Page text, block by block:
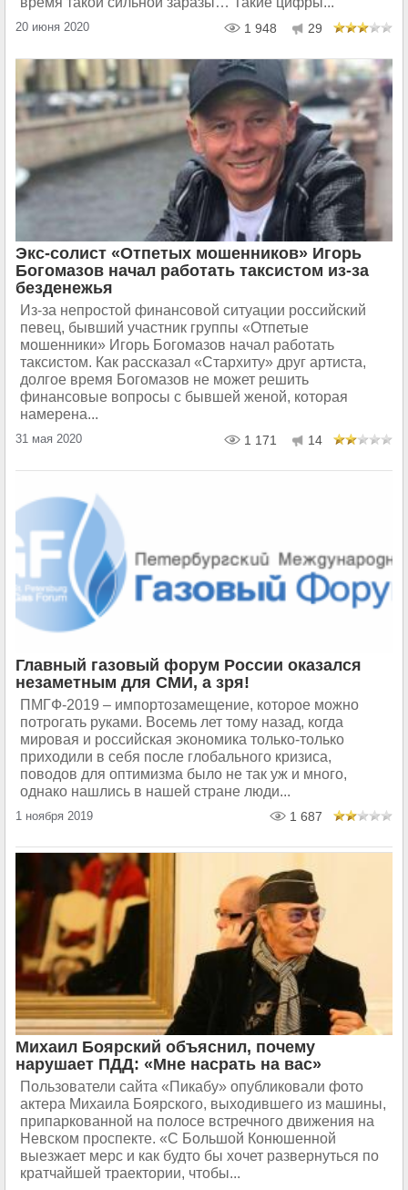
20 июня 2020 1 948 29
Экс-солист «Отпетых мошенников» Игорь
Богомазов начал работать таксистом из-за
безденежья
Из-за непростой финансовой ситуации российский
певец, бывший участник группы «Отпетые
мошенники» Игорь Богомазов начал работать
таксистом. Как рассказал «Стархиту» друг артиста,
долгое время Богомазов не может решить
финансовые вопросы с бывшей женой, которая
намерена...
31 мая 2020 1 171 14
Главный газовый форум России оказался
незаметным для СМИ, а зря!
ПМГФ-2019 – импортозамещение, которое можно
потрогать руками. Восемь лет тому назад, когда
мировая и российская экономика только-только
приходили в себя после глобального кризиса,
поводов для оптимизма было не так уж и много,
однако нашлись в нашей стране люди...
1 ноября 2019 1 687
Михаил Боярский объяснил, почему
нарушает ПДД: «Мне насрать на вас»
Пользователи сайта «Пикабу» опубликовали фото
актера Михаила Боярского, выходившего из машины,
припаркованной на полосе встречного движения на
Невском проспекте. «С Большой Конюшенной
выезжает мерс и как будто бы хочет развернуться по
кратчайшей траектории, чтобы...